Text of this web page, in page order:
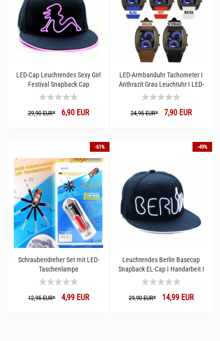
LED-Cap Leuchtendes Sexy Girl
Festival Snapback Cap
Schirmmütze Kopfbedeckung
29,90 EUR*6,90 EUR
LED-Armbanduhr Tachometer I
Anthrazit Grau Leuchtuhr I LED-
Uhr Auto Tacho
24,95 EUR*7,90 EUR
-61%
Schraubendreher Set mit LED-
Taschenlampe
12,95 EUR*4,99 EUR
-49%
Leuchtendes Berlin Basecap
Snapback EL-Cap I Handarbeit I
Exklusive nur bei LED-Fashion
Berlin
29,90 EUR*14,99 EUR